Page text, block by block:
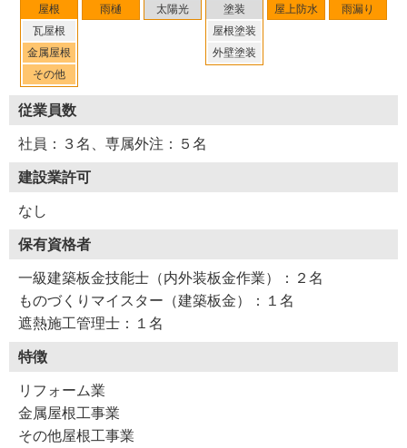
屋根
瓦屋根
金属屋根
その他
雨樋 太陽光
塗装
屋根塗装
外壁塗装
屋上防水 雨漏り
従業員数
社員：３名、専属外注：５名
建設業許可
なし
保有資格者
一級建築板金技能士（内外装板金作業）：２名
ものづくりマイスター（建築板金）：１名
遮熱施工管理士：１名
特徴
リフォーム業
金属屋根工事業
その他屋根工事業